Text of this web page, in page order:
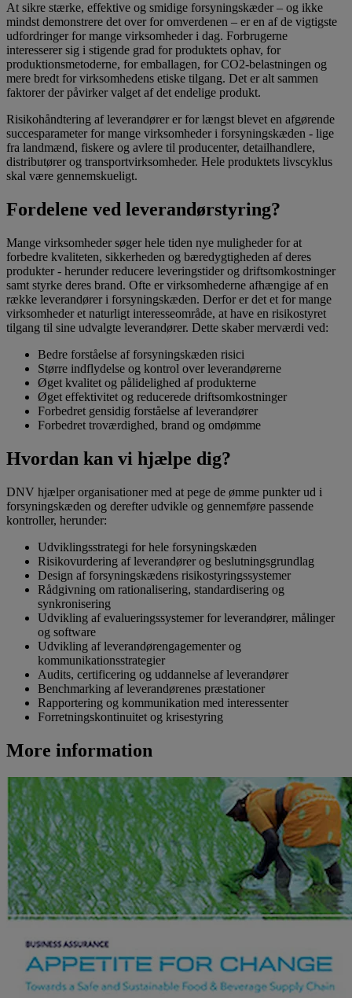
At sikre stærke, effektive og smidige forsyningskæder – og ikke
mindst demonstrere det over for omverdenen – er en af de vigtigste
udfordringer for mange virksomheder i dag. Forbrugerne
interesserer sig i stigende grad for produktets ophav, for
produktionsmetoderne, for emballagen, for CO2-belastningen og
mere bredt for virksomhedens etiske tilgang. Det er alt sammen
faktorer der påvirker valget af det endelige produkt.
Risikohåndtering af leverandører er for længst blevet en afgørende
succesparameter for mange virksomheder i forsyningskæden - lige
fra landmænd, fiskere og avlere til producenter, detailhandlere,
distributører og transportvirksomheder. Hele produktets livscyklus
skal være gennemskueligt.
Fordelene ved leverandørstyring?
Mange virksomheder søger hele tiden nye muligheder for at
forbedre kvaliteten, sikkerheden og bæredygtigheden af deres
produkter - herunder reducere leveringstider og driftsomkostninger
samt styrke deres brand. Ofte er virksomhederne afhængige af en
række leverandører i forsyningskæden. Derfor er det et for mange
virksomheder et naturligt interesseområde, at have en risikostyret
tilgang til sine udvalgte leverandører. Dette skaber merværdi ved:
Bedre forståelse af forsyningskæden risici
Større indflydelse og kontrol over leverandørerne
Øget kvalitet og pålidelighed af produkterne
Øget effektivitet og reducerede driftsomkostninger
Forbedret gensidig forståelse af leverandører
Forbedret troværdighed, brand og omdømme
Hvordan kan vi hjælpe dig?
DNV hjælper organisationer med at pege de ømme punkter ud i
forsyningskæden og derefter udvikle og gennemføre passende
kontroller, herunder:
Udviklingsstrategi for hele forsyningskæden
Risikovurdering af leverandører og beslutningsgrundlag
Design af forsyningskædens risikostyringssystemer
Rådgivning om rationalisering, standardisering og
synkronisering
Udvikling af evalueringssystemer for leverandører, målinger
og software
Udvikling af leverandørengagementer og
kommunikationsstrategier
Audits, certificering og uddannelse af leverandører
Benchmarking af leverandørenes præstationer
Rapportering og kommunikation med interessenter
Forretningskontinuitet og krisestyring
More information